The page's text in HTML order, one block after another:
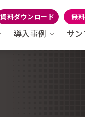
資料ダウンロード 無
導入事例 サ